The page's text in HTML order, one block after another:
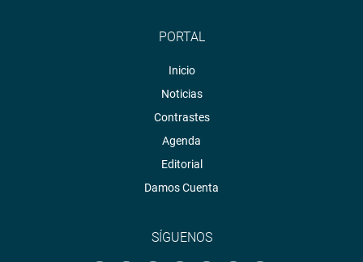
PORTAL
Inicio
Noticias
Contrastes
Agenda
Editorial
Damos Cuenta
SÍGUENOS